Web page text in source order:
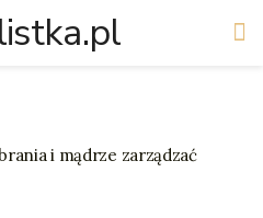
i mądrze zarządzać